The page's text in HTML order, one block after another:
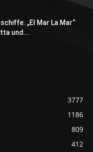
„El Mar La Mar“
und...
3777
1186
809
412